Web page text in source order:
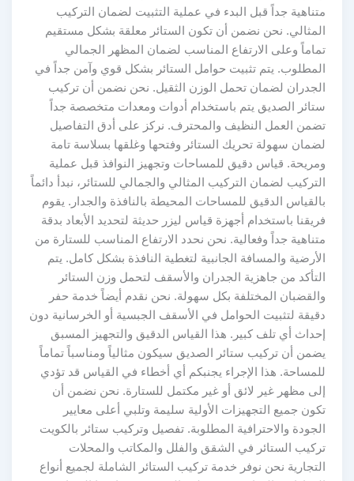
متناهية جداً قبل البدء في عملية التثبيت لضمان التركيب
المثالي. نحن نضمن أن تكون الستائر معلقة بشكل مستقيم
تماماً وعلى الارتفاع المناسب لضمان المظهر الجمالي
المطلوب. يتم تثبيت حوامل الستائر بشكل قوي وآمن جداً في
الجدران لضمان تحمل الوزن الثقيل. نحن نضمن أن تركيب
ستائر الصديق يتم باستخدام أدوات ومعدات متخصصة جداً
تضمن العمل النظيف والمحترف. نركز على أدق التفاصيل
لضمان سهولة تحريك الستائر وفتحها وغلقها بسلاسة تامة
ومريحة. قياس دقيق للمساحات وتجهيز النوافذ قبل عملية
التركيب لضمان التركيب المثالي والجمالي للستائر، نبدأ دائماً
بالقياس الدقيق للمساحات المحيطة بالنافذة والجدار. يقوم
فريقنا باستخدام أجهزة قياس ليزر حديثة لتحديد الأبعاد بدقة
متناهية جداً وفعالية. نحن نحدد الارتفاع المناسب للستارة من
الأرضية والمسافة الجانبية لتغطية النافذة بشكل كامل. يتم
التأكد من جاهزية الجدران والأسقف لتحمل وزن الستائر
والقضبان المختلفة بكل سهولة. نحن نقدم أيضاً خدمة حفر
دقيقة لتثبيت الحوامل في الأسقف الجبسية أو الخرسانية دون
إحداث أي تلف كبير. هذا القياس الدقيق والتجهيز المسبق
يضمن أن تركيب ستائر الصديق سيكون مثالياً ومناسباً تماماً
للمساحة. هذا الإجراء يجنبكم أي أخطاء في القياس قد تؤدي
إلى مظهر غير لائق أو غير مكتمل للستارة. نحن نضمن أن
تكون جميع التجهيزات الأولية سليمة وتلبي أعلى معايير
الجودة والاحترافية المطلوبة. تفصيل وتركيب ستائر بالكويت
تركيب الستائر في الشقق والفلل والمكاتب والمحلات
التجارية نحن نوفر خدمة تركيب الستائر الشاملة لجميع أنواع